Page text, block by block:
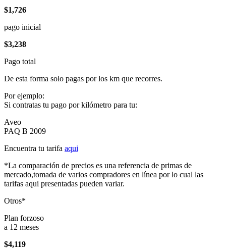
$1,726
pago inicial
$3,238
Pago total
De esta forma solo pagas por los km que recorres.
Por ejemplo:
Si contratas tu pago por kilómetro para tu:
Aveo
PAQ B 2009
Encuentra tu tarifa aqui
*La comparación de precios es una referencia de primas de
mercado,tomada de varios compradores en línea por lo cual las
tarifas aqui presentadas pueden variar.
Otros*
Plan forzoso
a 12 meses
$4,119